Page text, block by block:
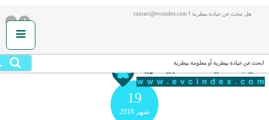
هل تبحث عن عيادة بيطرية ؟ contact@evcindex.com
ابحث عن عيادة بيطرية أو معلومة بيطرية
19
شهر 2018